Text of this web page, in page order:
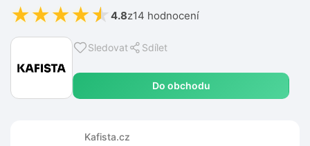
Sledovat Sdílet
Do obchodu
★★★★★ 4.8z14 hodnocení
Kafista.cz